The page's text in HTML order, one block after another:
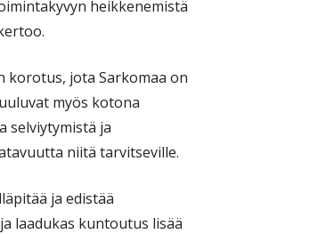
heikkenemistä
korotus, jota Sarkomaa on
myös kotona
selviytymistä ja
niitä tarvitseville.
ja edistää
laadukas kuntoutus lisää